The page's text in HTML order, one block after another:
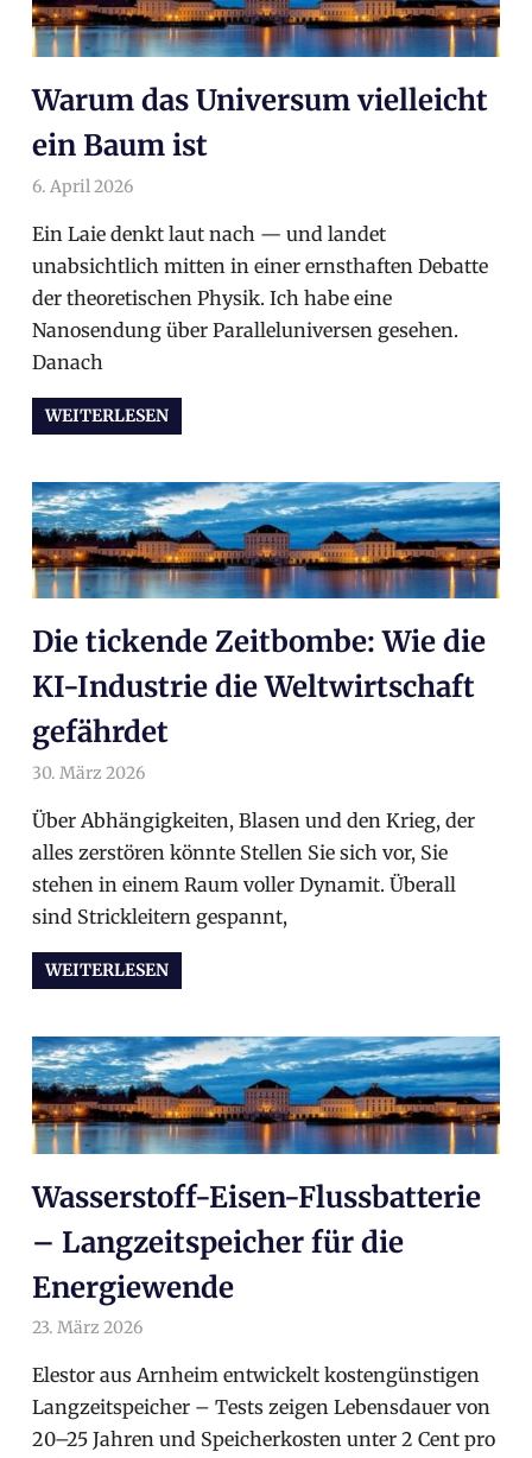
Warum das Universum vielleicht
ein Baum ist
6. April 2026
Ein Laie denkt laut nach — und landet
unabsichtlich mitten in einer ernsthaften Debatte
der theoretischen Physik. Ich habe eine
Nanosendung über Paralleluniversen gesehen.
Danach
WEITERLESEN
Die tickende Zeitbombe: Wie die
KI-Industrie die Weltwirtschaft
gefährdet
30. März 2026
Über Abhängigkeiten, Blasen und den Krieg, der
alles zerstören könnte Stellen Sie sich vor, Sie
stehen in einem Raum voller Dynamit. Überall
sind Strickleitern gespannt,
WEITERLESEN
Wasserstoff-Eisen-Flussbatterie
– Langzeitspeicher für die
Energiewende
23. März 2026
Elestor aus Arnheim entwickelt kostengünstigen
Langzeitspeicher – Tests zeigen Lebensdauer von
20–25 Jahren und Speicherkosten unter 2 Cent pro